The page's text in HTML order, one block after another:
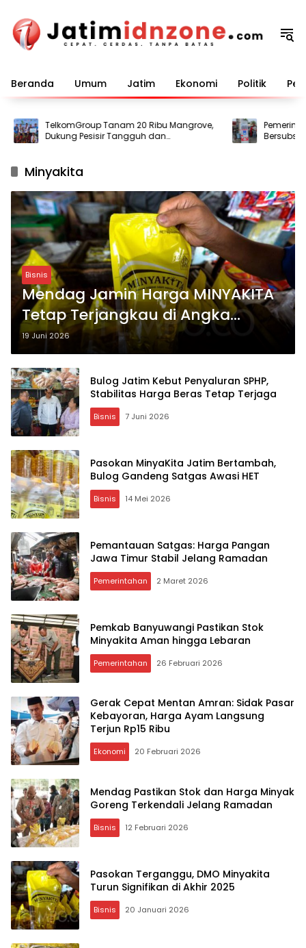
konten
Beranda Umum Jatim Ekonomi Politik
TelkomGroup Tanam 20 Ribu Mangrove,
Dukung Pesisir Tangguh dan
Berkelanjutan
Pemerintah
Bersubsidi
Sasaran
Minyakita
Bisnis
Mendag Jamin Harga MINYAKITA
Tetap Terjangkau di Angka
Rp15.700
19 Juni 2026
Bulog Jatim Kebut Penyaluran SPHP,
Stabilitas Harga Beras Tetap Terjaga
Bisnis 7 Juni 2026
Pasokan MinyaKita Jatim Bertambah,
Bulog Gandeng Satgas Awasi HET
Bisnis 14 Mei 2026
Pemantauan Satgas: Harga Pangan
Jawa Timur Stabil Jelang Ramadan
Pemerintahan 2 Maret 2026
Pemkab Banyuwangi Pastikan Stok
Minyakita Aman hingga Lebaran
Pemerintahan 26 Februari 2026
Gerak Cepat Mentan Amran: Sidak Pasar
Kebayoran, Harga Ayam Langsung
Terjun Rp15 Ribu
Ekonomi 20 Februari 2026
Mendag Pastikan Stok dan Harga Minyak
Goreng Terkendali Jelang Ramadan
Bisnis 12 Februari 2026
Pasokan Terganggu, DMO Minyakita
Turun Signifikan di Akhir 2025
Bisnis 20 Januari 2026